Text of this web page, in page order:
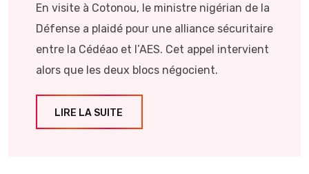
En visite à Cotonou, le ministre nigérian de la
Défense a plaidé pour une alliance sécuritaire
entre la Cédéao et l’AES. Cet appel intervient
alors que les deux blocs négocient.
LIRE LA SUITE